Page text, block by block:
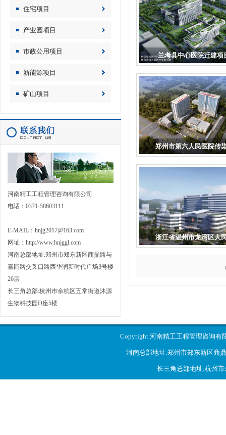
住宅项目
产业园项目
市政公用项目
新能源项目
矿山项目
河南精工工程管理咨询有限公司
电话：0371-58603111
E-MAIL：hnjg2017@163.com
网址： http://www.hnjggl.com
河南总部地址:郑州市郑东新区商鼎路与
嘉园路交叉口路西华润新时代广场3号楼
26层
长三角总部:杭州市余杭区五常街道沐源
生物科技园D座5楼
兰考县中心医院迁建项
郑州市第六人民医院传
浙江省温州市龙湾区人
Copyright 河南精工工程管理咨询
河南总部地址:郑州市郑东新区商
长三角总部地址:杭州